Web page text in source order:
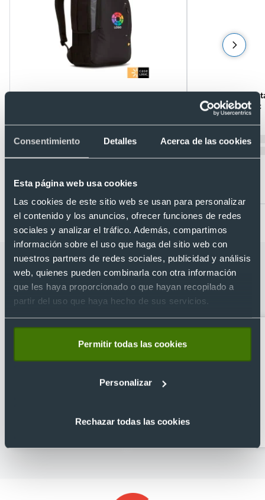
Consentimiento Detalles Acerca de las cookies
Esta página web usa cookies
Las cookies de este sitio web se usan para personalizar
el contenido y los anuncios, ofrecer funciones de redes
sociales y analizar el tráfico. Además, compartimos
información sobre el uso que haga del sitio web con
nuestros partners de redes sociales, publicidad y análisis
web, quienes pueden combinarla con otra información
que les haya proporcionado o que hayan recopilado a
partir del uso que haya hecho de sus servicios.
Permitir todas las cookies
Personalizar
Rechazar todas las cookies
Mochila para portátil 17" personalizada
Desde 33,74 €
Mochila para
notion Case Logic
Ref. D00246
Categorías relacionadas con Mochila
reciclada personalizada jaunt
backpack Case Logic
Accesorios de viaje
Accesorios para